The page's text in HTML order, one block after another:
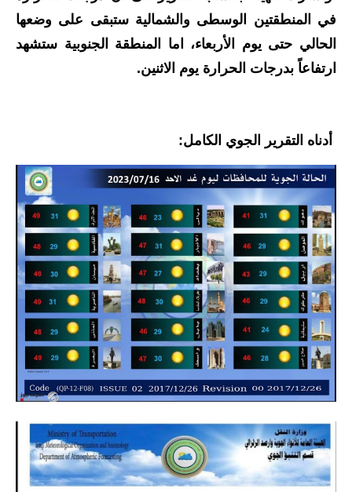
المدارس
اخبار وقرارات وزارة التربية
المرحلة الاعدادية
اسئلة وزارية
المرحلة الابتدائية
المرحلة المتوسطة
المرحلة الاعدادية
مرشحات
المرحلة المتوسطة
المرحلة الاعدادية
في المنطقتين الوسطى والشمالية ستبقى على وضعها
الحالي حتى يوم الأربعاء، اما المنطقة الجنوبية ستشهد
ارتفاعاً بدرجات الحرارة يوم الاثنين.
أدناه التقرير الجوي الكامل: